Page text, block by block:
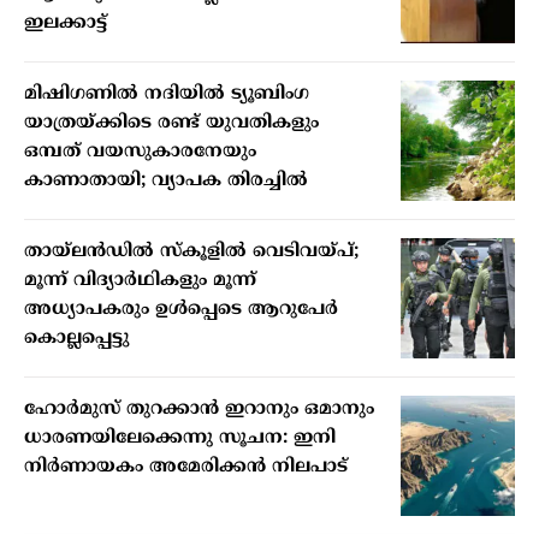
ഇലക്കാട്ട്
മിഷിഗണില്‍ നദിയില്‍ ട്യൂബിംഗ
യാത്രയ്ക്കിടെ രണ്ട് യുവതികളും
ഒമ്പത് വയസുകാരനേയും
കാണാതായി; വ്യാപക തിരച്ചില്‍
തായ്ലന്‍ഡില്‍ സ്‌കൂളില്‍ വെടിവയ്പ്;
മൂന്ന് വിദ്യാര്‍ഥികളും മൂന്ന്
അധ്യാപകരും ഉള്‍പ്പെടെ ആറുപേര്‍
കൊല്ലപ്പെട്ടു
ഹോര്‍മുസ് തുറക്കാന്‍ ഇറാനും ഒമാനും
ധാരണയിലേക്കെന്നു സൂചന: ഇനി
നിര്‍ണായകം അമേരിക്കന്‍ നിലപാട്